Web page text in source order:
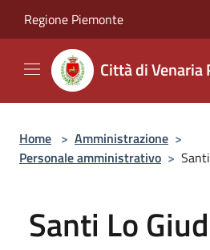
Regione Piemonte
Città di Venaria
Home > Amministrazione >
Personale amministrativo >
Santi Lo